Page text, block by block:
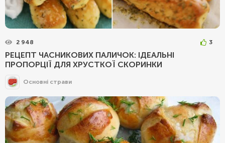
2 948 3
РЕЦЕПТ ЧАСНИКОВИХ ПАЛИЧОК: ІДЕАЛЬНІ
ПРОПОРЦІЇ ДЛЯ ХРУСТКОЇ СКОРИНКИ
Основні страви